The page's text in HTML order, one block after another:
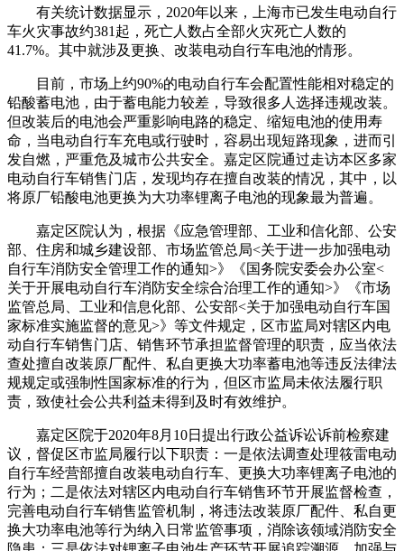
有关统计数据显示，2020年以来，上海市已发生电动自行
车火灾事故约381起，死亡人数占全部火灾死亡人数的
41.7%。其中就涉及更换、改装电动自行车电池的情形。
目前，市场上约90%的电动自行车会配置性能相对稳定的
铅酸蓄电池，由于蓄电能力较差，导致很多人选择违规改装。
但改装后的电池会严重影响电路的稳定、缩短电池的使用寿
命，当电动自行车充电或行驶时，容易出现短路现象，进而引
发自燃，严重危及城市公共安全。嘉定区院通过走访本区多家
电动自行车销售门店，发现均存在擅自改装的情况，其中，以
将原厂铅酸电池更换为大功率锂离子电池的现象最为普遍。
嘉定区院认为，根据《应急管理部、工业和信化部、公安
部、住房和城乡建设部、市场监管总局<关于进一步加强电动
自行车消防安全管理工作的通知>》《国务院安委会办公室<
关于开展电动自行车消防安全综合治理工作的通知>》《市场
监管总局、工业和信息化部、公安部<关于加强电动自行车国
家标准实施监督的意见>》等文件规定，区市监局对辖区内电
动自行车销售门店、销售环节承担监督管理的职责，应当依法
查处擅自改装原厂配件、私自更换大功率蓄电池等违反法律法
规规定或强制性国家标准的行为，但区市监局未依法履行职
责，致使社会公共利益未得到及时有效维护。
嘉定区院于2020年8月10日提出行政公益诉讼诉前检察建
议，督促区市监局履行以下职责：一是依法调查处理筱雷电动
自行车经营部擅自改装电动自行车、更换大功率锂离子电池的
行为；二是依法对辖区内电动自行车销售环节开展监督检查，
完善电动自行车销售监管机制，将违法改装原厂配件、私自更
换大功率电池等行为纳入日常监管事项，消除该领域消防安全